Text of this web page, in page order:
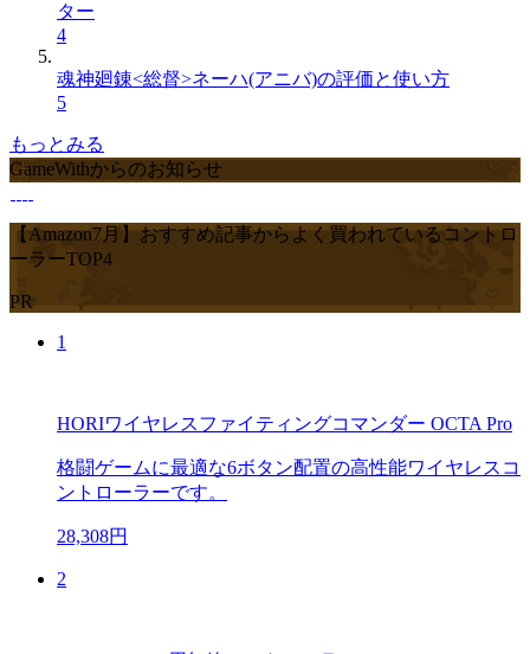
ター
4
魂神廻錬<総督>ネーハ(アニバ)の評価と使い方
5
もっとみる
GameWithからのお知らせ
【Amazon7月】おすすめ記事からよく買われているコントロ
ーラーTOP4
PR
1
HORIワイヤレスファイティングコマンダー OCTA Pro
格闘ゲームに最適な6ボタン配置の高性能ワイヤレスコ
ントローラーです。
28,308円
2